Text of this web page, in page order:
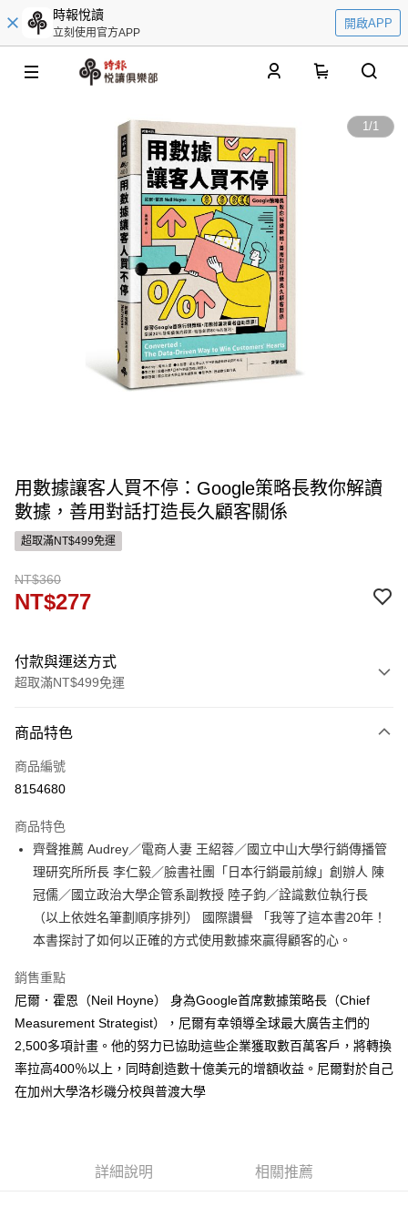
時報悅讀
立刻使用官方APP
開啟APP
1/1
用數據讓客人買不停：Google策略長教你解讀
數據，善用對話打造長久顧客關係
超取滿NT$499免運
NT$360
NT$277
付款與運送方式
超取滿NT$499免運
信用卡一次付款
ATM付款
運送方式
付款後全家取貨
每筆NT$60，滿NT$499(含以上)免運費
付款後7-11取貨
每筆NT$60，滿NT$499(含以上)免運費
宅配
每筆NT$100，滿NT$499(含以上)免運費
商品特色
商品編號
8154680
商品特色
齊聲推薦 Audrey／電商人妻 王紹蓉／國立中山大學行銷傳播管
理研究所所長 李仁毅／臉書社團「日本行銷最前線」創辦人 陳
冠儒／國立政治大學企管系副教授 陸子鈞／詮識數位執行長
（以上依姓名筆劃順序排列） 國際讚譽 「我等了這本書20年！
本書探討了如何以正確的方式使用數據來贏得顧客的心。
銷售重點
尼爾．霍恩（Neil Hoyne） 身為Google首席數據策略長（Chief
Measurement Strategist），尼爾有幸領導全球最大廣告主們的
2,500多項計畫。他的努力已協助這些企業獲取數百萬客戶，將轉換
率拉高400％以上，同時創造數十億美元的增額收益。尼爾對於自己
在加州大學洛杉磯分校與普渡大學
詳細說明 相關推薦